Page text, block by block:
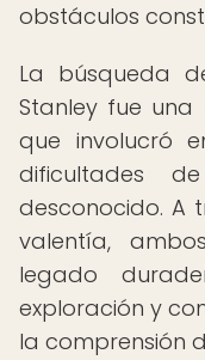
obstáculos
La búsqueda
Stanley fue
que involucró
dificultades
desconocido. A
valentía,
legado
exploración y
la comprensión